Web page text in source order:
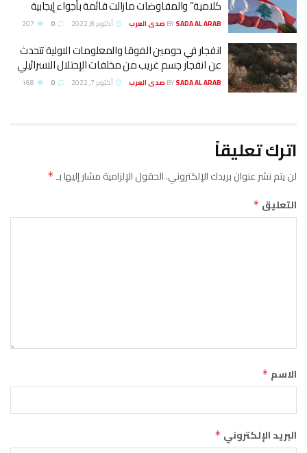
كلامية” والمفاوضات مازالت قائمة بأجواء إيجابية
BYSADA AL ARAB صدى العرب أكتوبر 8, 2022
انفجار في حومين الفوقا والمعلومات الاولية تتحدث
عن انفجار جسم غريب من مخلفات الإحتلال الاسرائيلي
BYSADA AL ARAB صدى العرب أكتوبر 7, 2022
اترك تعليقاً
لن يتم نشر عنوان بريدك الإلكتروني.الحقول الإلزامية مشار إليها بـ*
التعليق *
الاسم *
البريد الإلكتروني *